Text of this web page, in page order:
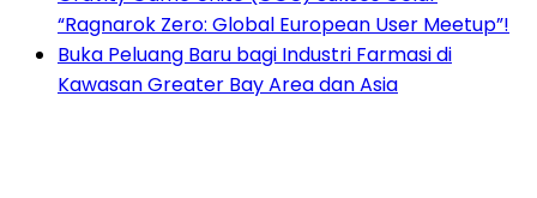
“Ragnarok Zero: Global European User Meetup”!
Buka Peluang Baru bagi Industri Farmasi di
Kawasan Greater Bay Area dan Asia